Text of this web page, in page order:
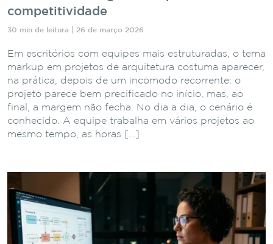
competitividade
30 min de leitura | 26 de março 2026
Em escritórios com equipes mais estruturadas, o tema
markup em projetos de arquitetura costuma aparecer,
na prática, depois de um incômodo recorrente: o
projeto parece bem precificado no início, mas, ao
final, a margem não fecha. No dia a dia, o cenário é
conhecido. A equipe trabalha em vários projetos ao
mesmo tempo, as horas […]